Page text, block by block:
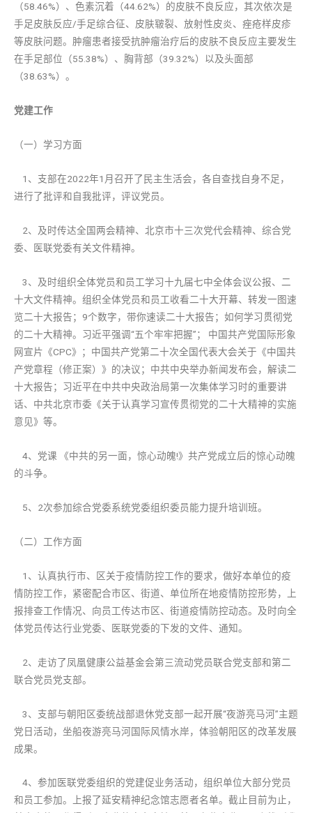
（58.46%）、色素沉着（44.62%）的皮肤不良反应，其次依次是
手足皮肤反应/手足综合征、皮肤皲裂、放射性皮炎、痤疮样皮疹
等皮肤问题。肿瘤患者接受抗肿瘤治疗后的皮肤不良反应主要发生
在手足部位（55.38%）、胸背部（39.32%）以及头面部
（38.63%）。
党建工作
（一）学习方面
1、支部在2022年1月召开了民主生活会，各自查找自身不足，
进行了批评和自我批评，评议党员。
2、及时传达全国两会精神、北京市十三次党代会精神、综合党
委、医联党委有关文件精神。
3、及时组织全体党员和员工学习十九届七中全体会议公报、二
十大文件精神。组织全体党员和员工收看二十大开幕、转发一图速
览二十大报告；9个数字，带你速读二十大报告；如何学习贯彻党
的二十大精神。习近平强调“五个牢牢把握”； 中国共产党国际形象
网宣片《CPC》；中国共产党第二十次全国代表大会关于《中国共
产党章程（修正案）》的决议；中共中央举办新闻发布会，解读二
十大报告；习近平在中共中央政治局第一次集体学习时的重要讲
话、中共北京市委《关于认真学习宣传贯彻党的二十大精神的实施
意见》等。
4、党课 《中共的另一面，惊心动魄!》共产党成立后的惊心动魄
的斗争。
5、2次参加综合党委系统党委组织委员能力提升培训班。
（二）工作方面
1、认真执行市、区关于疫情防控工作的要求，做好本单位的疫
情防控工作，紧密配合市区、街道、单位所在地疫情防控形势，上
报排查工作情况、向员工传达市区、街道疫情防控动态。及时向全
体党员传达行业党委、医联党委的下发的文件、通知。
2、走访了凤凰健康公益基金会第三流动党员联合党支部和第二
联合党员党支部。
3、支部与朝阳区委统战部退休党支部一起开展“夜游亮马河”主题
党日活动，坐船夜游亮马河国际风情水岸，体验朝阳区的改革发展
成果。
4、参加医联党委组织的党建促业务活动，组织单位大部分党员
和员工参加。上报了延安精神纪念馆志愿者名单。截止目前为止，